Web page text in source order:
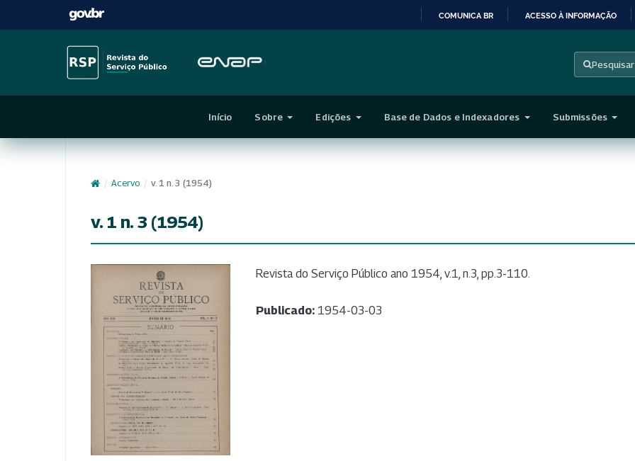
CONTEÚDO
COMUNICA BR ACESSO À INFORMAÇÃO
Pesquisar
Início Sobre Edições Base de Dados e Indexadores Submissões
/ Acervo / v. 1 n. 3 (1954)
v. 1 n. 3 (1954)
Revista do Serviço Público ano 1954, v.1, n.3, pp.3-110.
Publicado: 1954-03-03